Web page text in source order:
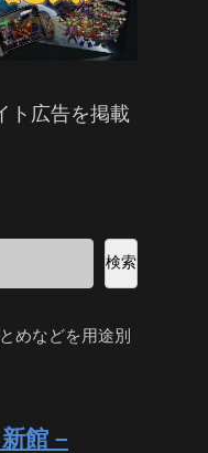
ト広告を掲載
検索
めなどを用途別
館 –